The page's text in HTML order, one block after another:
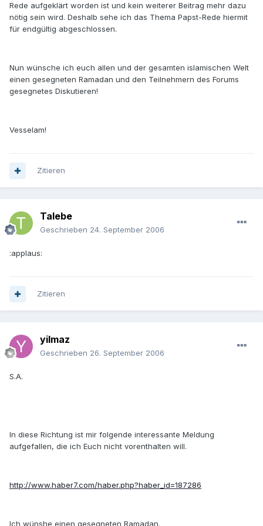
Rede aufgeklärt worden ist und kein weiterer Beitrag mehr dazu
nötig sein wird. Deshalb sehe ich das Thema Papst-Rede hiermit
für endgültig abgeschlossen.
Nun wünsche ich euch allen und der gesamten islamischen Welt
einen gesegneten Ramadan und den Teilnehmern des Forums
gesegnetes Diskutieren!
Vesselam!
Zitieren
Talebe
Geschrieben 24. September 2006
:applaus:
Zitieren
yilmaz
Geschrieben 26. September 2006
S.A.
In diese Richtung ist mir folgende interessante Meldung
aufgefallen, die ich Euch nicht vorenthalten will.
http://www.haber7.com/haber.php?haber_id=187286
Ich wünshe einen gesegneten Ramadan.